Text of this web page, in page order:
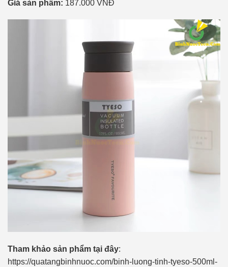
Giá sản phẩm: 187.000 VNĐ
Tham khảo sản phẩm tại đây:
https://quatangbinhnuoc.com/binh-luong-tinh-tyeso-500ml-